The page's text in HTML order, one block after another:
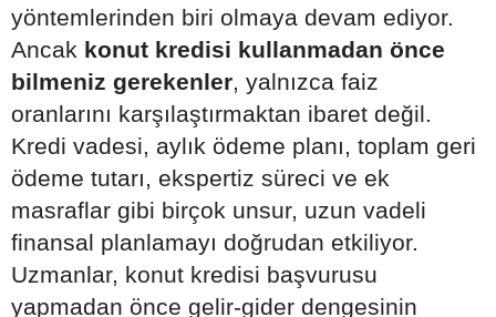
yöntemlerinden biri olmaya devam ediyor.
Ancak konut kredisi kullanmadan önce
bilmeniz gerekenler, yalnızca faiz
oranlarını karşılaştırmaktan ibaret değil.
Kredi vadesi, aylık ödeme planı, toplam geri
ödeme tutarı, ekspertiz süreci ve ek
masraflar gibi birçok unsur, uzun vadeli
finansal planlamayı doğrudan etkiliyor.
Uzmanlar, konut kredisi başvurusu
yapmadan önce gelir-gider dengesinin